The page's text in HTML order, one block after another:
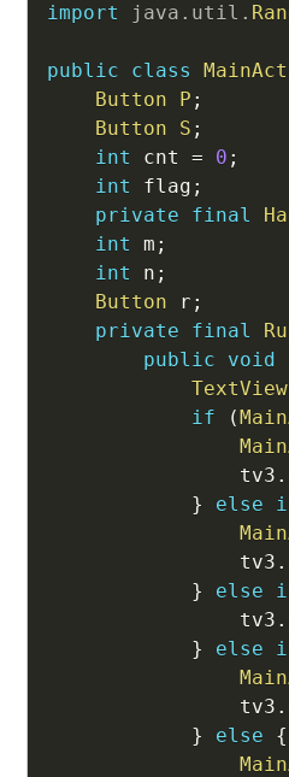
import
java . util .
public class
Button
P ;
Button
S ;
int
cnt = 0 ;
int
flag ;
private
final
int
m ;
int
n ;
Button r ;
private
final
public
void
TextView
if
(
                tv3
.
}
else
                tv3
.
}
else
                tv3
.
}
else
                tv3
.
}
else
{